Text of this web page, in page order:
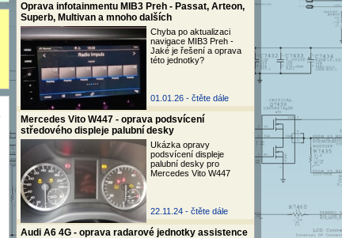
Oprava infotainmentu MIB3 Preh - Passat, Arteon,
Superb, Multivan a mnoho dalších
Chyba po aktualizaci
navigace MIB3 Preh -
Jaké je řešení a oprava
této jednotky?
01.01.26 - čtěte dále
Mercedes Vito W447 - oprava podsvícení
středového displeje palubní desky
Ukázka opravy
podsvícení displeje
palubní desky pro
Mercedes Vito W447
22.11.24 - čtěte dále
Audi A6 4G - oprava radarové jednotky assistence